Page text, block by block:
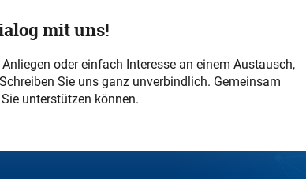
mit uns!
oder einfach Interesse an einem Austausch,
Sie uns ganz unverbindlich. Gemeinsam
unterstützen können.